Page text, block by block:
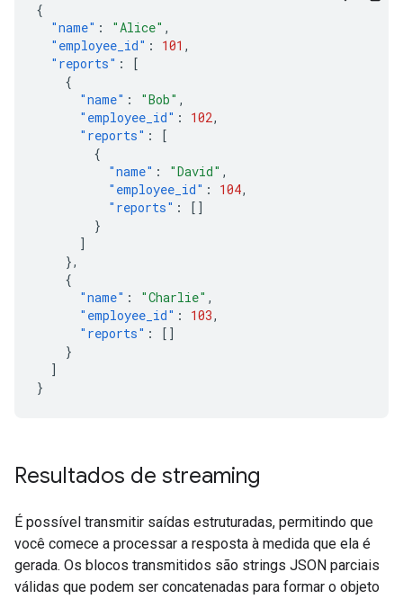
{
"name" : "Alice" ,
"employee_id" : 101 ,
"reports" :
[
{
"name" : "Bob" ,
"employee_id" : 102,
"reports" :
[
{
"name" : "David" ,
"employee_id" : 104,
"reports" :
[]
}
]
},
{
"name" : "Charlie" ,
"employee_id" : 103,
"reports" :
[]
}
]
}
Resultados de streaming
É possível transmitir saídas estruturadas, permitindo que
você comece a processar a resposta à medida que ela é
gerada. Os blocos transmitidos são strings JSON parciais
válidas que podem ser concatenadas para formar o objeto